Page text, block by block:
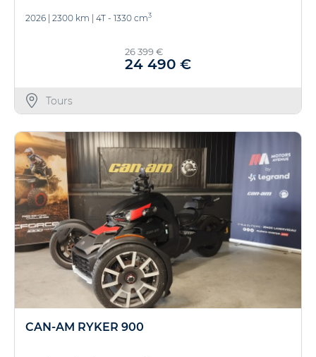
2026 | 2300 km | 4T - 1330 cm3
26 399 €
24 490 €
Tours
CAN-AM RYKER 900